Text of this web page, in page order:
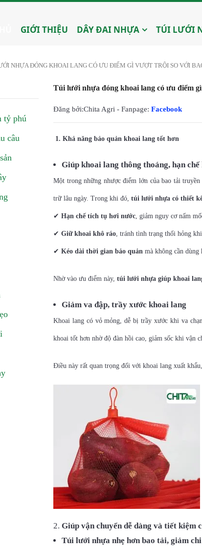
GIỚI THIỆU DÂY ĐAI NHỰA TÚI LƯỚI
NHỰA ĐÓNG KHOAI LANG CÓ ƯU ĐIỂM GÌ VƯỢT TRỘI SO VỚI
Túi lưới nhựa đóng khoai lang có ưu điểm
Đăng bởi:Chita Agri - Fanpage: Facebook
1. Khả năng bảo quản khoai lang tốt hơn
Giúp khoai lang thông thoáng, hạn chế
Một trong những nhược điểm lớn của bao tải
trữ lâu ngày. Trong khi đó, túi lưới nhựa có thiết
✔ Hạn chế tích tụ hơi nước , giảm nguy cơ nấm
✔ Giữ khoai khô ráo , tránh tình trạng thối hỏng
✔ Kéo dài thời gian bảo quản mà không cần dùng
Nhờ vào ưu điểm này, túi lưới nhựa giúp khoai
Giảm va đập, trầy xước khoai lang
Khoai lang có vỏ mỏng, dễ bị trầy xước khi va
khoai tốt hơn nhờ độ đàn hồi cao, giảm sốc khi vận
Điều này rất quan trọng đối với khoai lang xuất
Giúp vận chuyển dễ dàng và tiết kiệm
Túi lưới nhựa nhẹ hơn bao tải, giảm
tỷ phú
câu